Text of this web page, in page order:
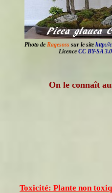
Photo de Ragesoss sur le site http://
Licence CC BY-SA 3.0
On le connaît
Toxicité: Plante non